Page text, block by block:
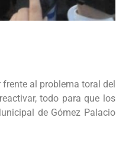
al problema toral del
todo para que los
de Gómez Palacio